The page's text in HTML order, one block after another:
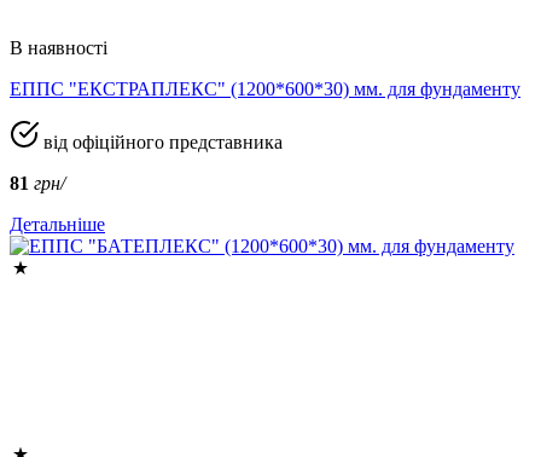
В наявності
ЕППС "ЕКСТРАПЛЕКС" (1200*600*30) мм. для фундаменту
від офіційного представника
81 грн/
Детальніше